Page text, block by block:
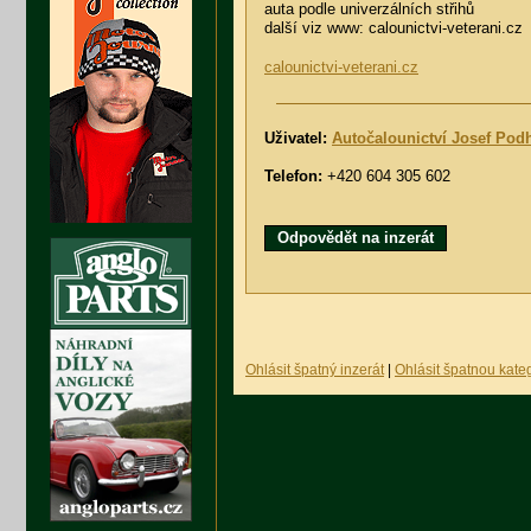
auta podle univerzálních střihů
další viz www: calounictvi-veterani.cz
calounictvi-veterani.cz
Uživatel: Autočalounictví Josef
Telefon: +420 604 305 602
Odpovědět na inzerát
Ohlásit špatný inzerát Ohlásit špatnou